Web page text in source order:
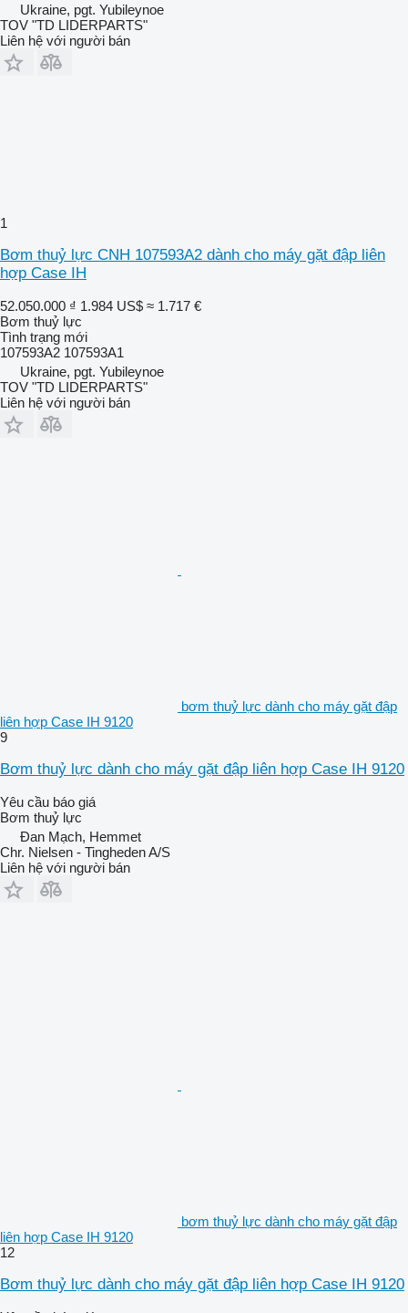
Ukraine, pgt. Yubileynoe
TOV "TD LIDERPARTS"
Liên hệ với người bán
1
Bơm thuỷ lực CNH 107593A2 dành cho máy gặt đập liên
hợp Case IH
52.050.000 ₫ 1.984 US$ ≈ 1.717 €
Bơm thuỷ lực
Tình trạng mới
107593A2 107593A1
Ukraine, pgt. Yubileynoe
TOV "TD LIDERPARTS"
Liên hệ với người bán
bơm thuỷ lực dành cho máy gặt đập
liên hợp Case IH 9120
9
Bơm thuỷ lực dành cho máy gặt đập liên hợp Case IH 9120
Yêu cầu báo giá
Bơm thuỷ lực
Đan Mạch, Hemmet
Chr. Nielsen - Tingheden A/S
Liên hệ với người bán
bơm thuỷ lực dành cho máy gặt đập
liên hợp Case IH 9120
12
Bơm thuỷ lực dành cho máy gặt đập liên hợp Case IH 9120